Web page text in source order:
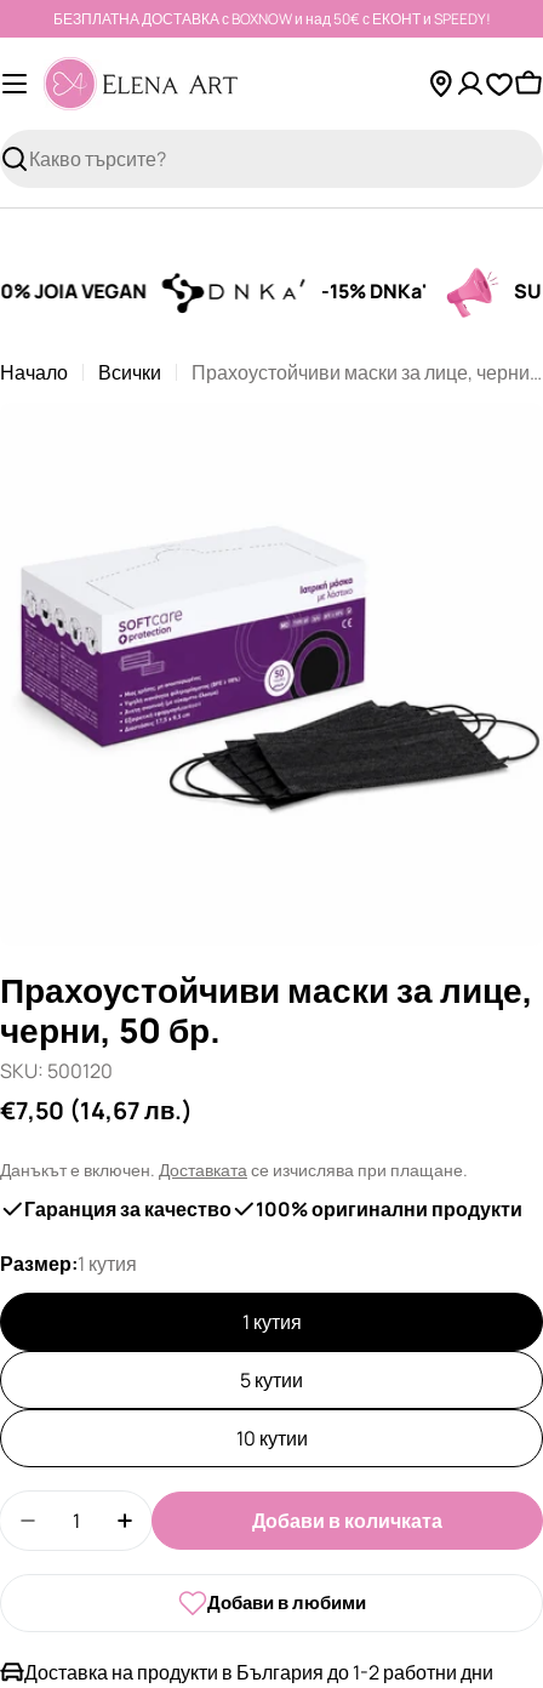
съдържанието
БЕЗПЛАТНА ДОСТАВКА с BOXNOW и над 50€ с ЕКОНТ и SPEEDY!
Търсене
VEGAN -15% DNKa'
Начало Всички Прахоустойчиви маски за лице, черни, 50 бр.
медия 0 в прозорец
Прахоустойчиви маски за лице,
черни, 50 бр.
SKU: 500120
Редовна
€7,50 (14,67 лв.)
Данъкът е включен. Доставката се изчислява при плащане.
Гаранция за качество 100% оригинални продукти
Размер:1 кутия
1 кутия
5 кутии
10 кутии
Намали количеството за Прахоустойчиви
Увеличи количеството за
Добави в количката
Добави в любими
Доставка на продукти в България до 1-2 работни дни